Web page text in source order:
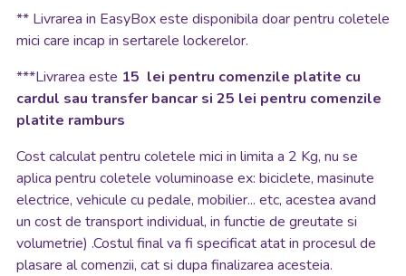
** Livrarea in EasyBox este disponibila doar pentru coletele
mici care incap in sertarele lockerelor.
***Livrarea este 15 lei pentru comenzile platite cu
cardul sau transfer bancar si 25 lei pentru comenzile
platite ramburs
Cost calculat pentru coletele mici in limita a 2 Kg, nu se
aplica pentru coletele voluminoase ex: biciclete, masinute
electrice, vehicule cu pedale, mobilier... etc, acestea avand
un cost de transport individual, in functie de greutate si
volumetrie) .Costul final va fi specificat atat in procesul de
plasare al comenzii, cat si dupa finalizarea acesteia.